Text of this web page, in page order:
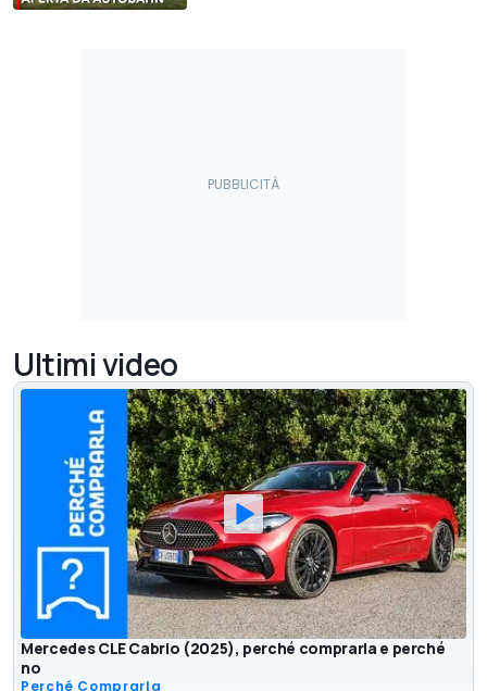
Ultimi video
Mercedes CLE Cabrio (2025), perché comprarla e perché
no
Perché Comprarla